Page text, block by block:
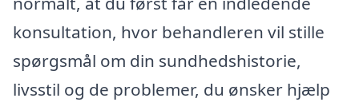
konsultation, hvor behandleren vil stille
spørgsmål om din sundhedshistorie,
livsstil og de problemer, du ønsker hjælp